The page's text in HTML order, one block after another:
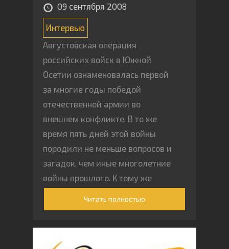
09 сентября 2008
Интервью
Августовская операция
российских войск в Южной
Осетии ознаменовалась первой
за многие годы победой
отечественной армии во
внешнем конфликте. В то же
время пять дней этой войны
породили не меньше вопросов и
загадок, чем иные многолетние
войны прошлого. К тому же
Читать полностью